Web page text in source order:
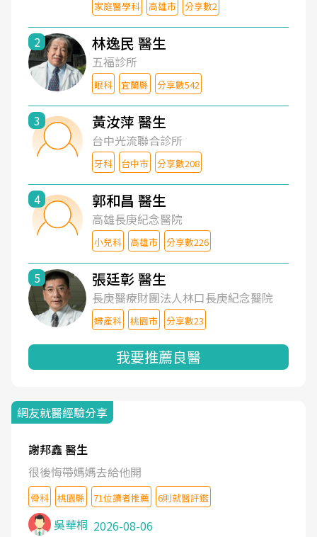
家庭醫學科 高雄市 分享數2
2 林逸民 醫生
五福診所
眼科 宜蘭縣 分享數542
3 黃汝萍 醫生
台中光流聯合診所
牙科 台中市 分享數208
4 郭和昌 醫生
高雄長庚紀念醫院
小兒科 高雄市 分享數226
5 張廷彰 醫生
長庚醫療財團法人林口長庚紀念醫院
婦產科 桃園市 分享數23
我要推薦良醫
網友就醫經驗分享
謝邦鑫 醫生
很後悔帶媽媽去給他開
骨科 桃園縣 71位讀者推薦 6則就醫評鑑
吳華桐 2026-08-06